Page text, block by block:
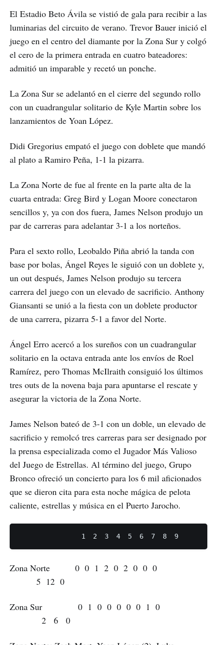
El Estadio Beto Ávila se vistió de gala para recibir a las
luminarias del circuito de verano. Trevor Bauer inició el
juego en el centro del diamante por la Zona Sur y colgó
el cero de la primera entrada en cuatro bateadores:
admitió un imparable y recetó un ponche.
La Zona Sur se adelantó en el cierre del segundo rollo
con un cuadrangular solitario de Kyle Martin sobre los
lanzamientos de Yoan López.
Didi Gregorius empató el juego con doblete que mandó
al plato a Ramiro Peña, 1-1 la pizarra.
La Zona Norte de fue al frente en la parte alta de la
cuarta entrada: Greg Bird y Logan Moore conectaron
sencillos y, ya con dos fuera, James Nelson produjo un
par de carreras para adelantar 3-1 a los norteños.
Para el sexto rollo, Leobaldo Piña abrió la tanda con
base por bolas, Ángel Reyes le siguió con un doblete y,
un out después, James Nelson produjo su tercera
carrera del juego con un elevado de sacrificio. Anthony
Giansanti se unió a la fiesta con un doblete productor
de una carrera, pizarra 5-1 a favor del Norte.
Ángel Erro acercó a los sureños con un cuadrangular
solitario en la octava entrada ante los envíos de Roel
Ramírez, pero Thomas McIlraith consiguió los últimos
tres outs de la novena baja para apuntarse el rescate y
asegurar la victoria de la Zona Norte.
James Nelson bateó de 3-1 con un doble, un elevado de
sacrificio y remolcó tres carreras para ser designado por
la prensa especializada como el Jugador Más Valioso
del Juego de Estrellas. Al término del juego, Grupo
Bronco ofreció un concierto para los 6 mil aficionados
que se dieron cita para esta noche mágica de pelota
caliente, estrellas y música en el Puerto Jarocho.
Zona Norte 0 0 1 2 0 2 0 0 0
5 12 0
Zona Sur 0 1 0 0 0 0 0 1 0
2 6 0